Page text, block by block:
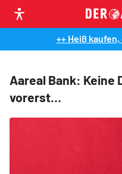
++ Heiß
Aareal Bank: Keine
vorerst…